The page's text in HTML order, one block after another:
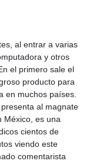
al entrar a varias
y otros
el primero sale el
producto para
en muchos países.
al magnate
México, es una
cientos de
viendo este
comentarista